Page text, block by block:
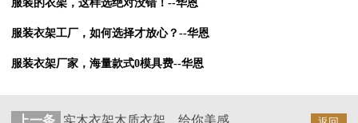
服装的衣架，这样选绝对没错！--华恩
服装衣架工厂，如何选择才放心？--华恩
服装衣架厂家，海量款式0模具费--华恩